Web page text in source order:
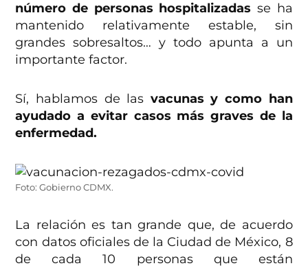
número de personas hospitalizadas se ha
mantenido relativamente estable, sin
grandes sobresaltos… y todo apunta a un
importante factor.
Sí, hablamos de las vacunas y como han
ayudado a evitar casos más graves de la
enfermedad.
Foto: Gobierno CDMX.
La relación es tan grande que, de acuerdo
con datos oficiales de la Ciudad de México, 8
de cada 10 personas que están